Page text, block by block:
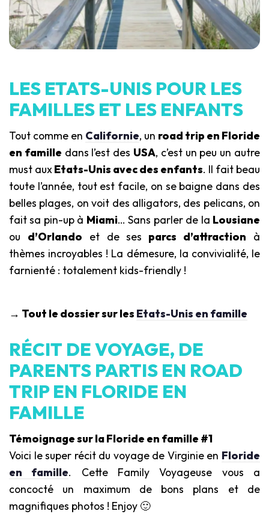
LES ETATS-UNIS POUR LES
FAMILLES ET LES ENFANTS
Tout comme en Californie, un road trip en Floride
en famille dans l’est des USA, c’est un peu un autre
must auxEtats-Unis avec des enfants. Il fait beau
toute l’année, tout est facile, on se baigne dans des
belles plages, on voit des alligators, des pelicans, on
fait sa pin-up à Miami… Sans parler de la Lousiane
ou d’Orlando et de ses parcs d’attraction à
thèmes incroyables ! La démesure, la convivialité, le
farnienté : totalement kids-friendly !
→ Tout le dossier sur les Etats-Unis en famille
RÉCIT DE VOYAGE, DE
PARENTS PARTIS EN ROAD
TRIP EN FLORIDE EN
FAMILLE
Témoignage sur la Floride en famille #1
Voici le super récit du voyage de Virginie en Floride
en famille. Cette Family Voyageuse vous a
concocté un maximum de bons plans et de
magnifiques photos ! Enjoy 🙂